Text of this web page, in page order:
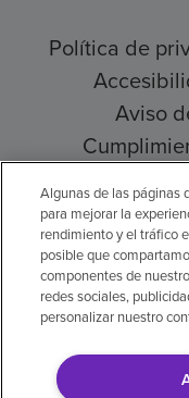
Política de
Aviso
© 2026
Algunas de las páginas
para mejorar la
rendimiento y el tráfico
posible que
componentes de
redes sociales,
personalizar nuestro